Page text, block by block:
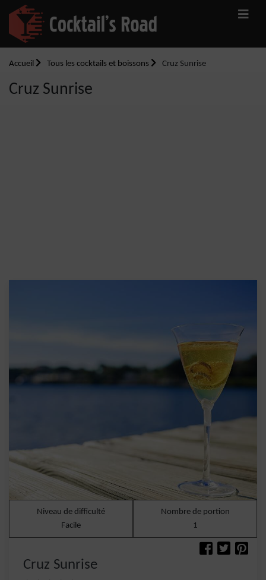
Accueil Tous les cocktails et boissons Cruz Sunrise
Cruz Sunrise
Niveau de difficulté
Facile
Nombre de portion
1
Cruz Sunrise